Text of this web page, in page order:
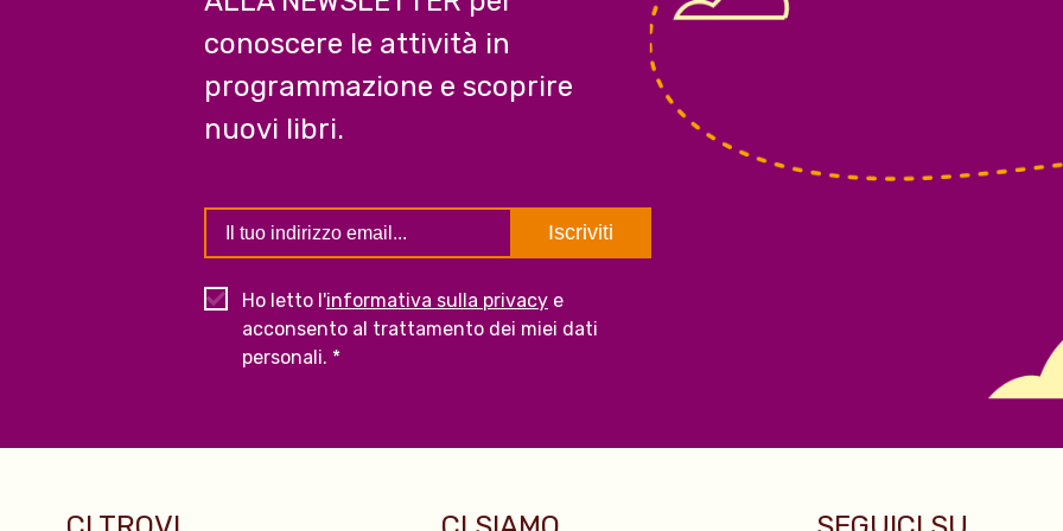
conoscere le attività in
programmazione e scoprire
nuovi libri.
Ho letto l'informativa sulla privacy e
acconsento al trattamento dei miei dati
personali. *